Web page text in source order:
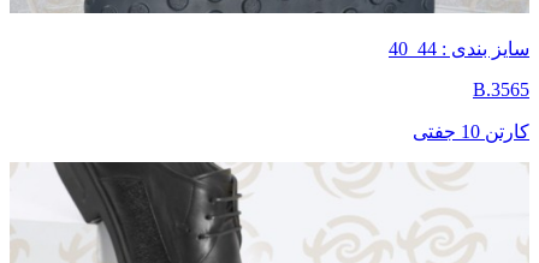
سایز بندی : 44_40
B.3565
کارتن 10 جفتی